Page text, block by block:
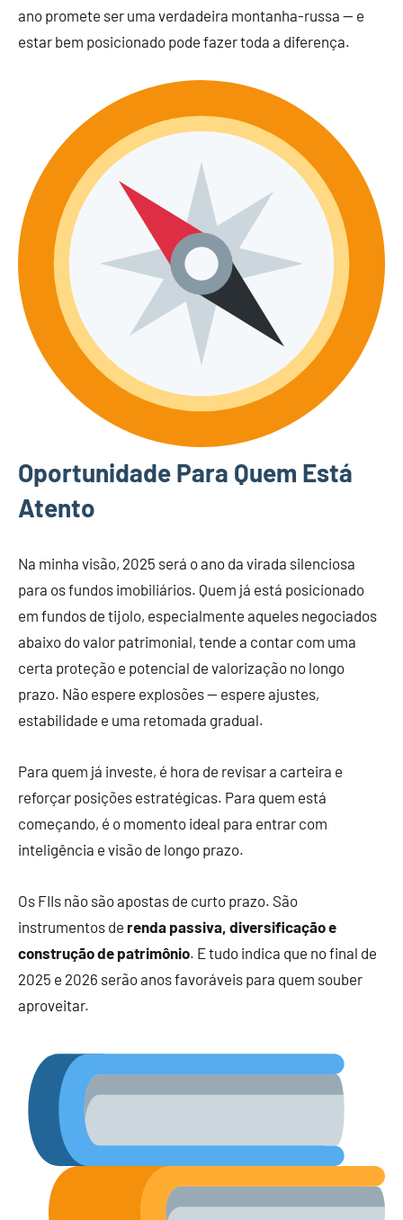
ano promete ser uma verdadeira montanha-russa — e
estar bem posicionado pode fazer toda a diferença.
Oportunidade Para Quem Está
Atento
Na minha visão, 2025 será o ano da virada silenciosa
para os fundos imobiliários. Quem já está posicionado
em fundos de tijolo, especialmente aqueles negociados
abaixo do valor patrimonial, tende a contar com uma
certa proteção e potencial de valorização no longo
prazo. Não espere explosões — espere ajustes,
estabilidade e uma retomada gradual.
Para quem já investe, é hora de revisar a carteira e
reforçar posições estratégicas. Para quem está
começando, é o momento ideal para entrar com
inteligência e visão de longo prazo.
Os FIIs não são apostas de curto prazo. São
instrumentos de renda passiva, diversificação e
construção de patrimônio. E tudo indica que no final de
2025 e 2026 serão anos favoráveis para quem souber
aproveitar.